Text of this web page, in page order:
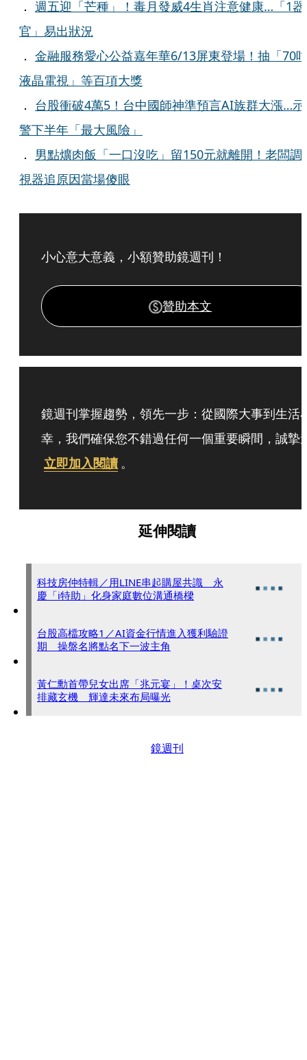
． 週五迎「芒種」！毒月發威4生肖注意健康…「1器
官」易出狀況
． 金融服務愛心公益嘉年華6/13屏東登場！抽「70
液晶電視」等百項大獎
． 台股衝破4萬5！台中國師神準預言AI族群大漲…示
警下半年「最大風險」
． 男點爌肉飯「一口沒吃」留150元就離開！老闆調
視器追原因當場傻眼
小心意大意義，小額贊助鏡週刊！
贊助本文
鏡週刊掌握趨勢，領先一步：從國際大事到生活
幸，我們確保您不錯過任何一個重要瞬間，誠摯
立即加入閱讀 。
延伸閱讀
科技房仲特輯／用LINE串起購屋共識 永
慶「i特助」化身家庭數位溝通橋樑
台股高檔攻略1／AI資金行情進入獲利驗證
期 操盤名將點名下一波主角
黃仁勳首帶兒女出席「兆元宴」！桌次安
排藏玄機 輝達未來布局曝光
鏡週刊